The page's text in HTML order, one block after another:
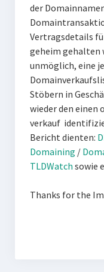
der
Vertragsdetails
geheim gehalten
unmöglich, eine
Stöbern in
wieder den einen
verkauf
Bericht dienten:
Domaining /
TLDWatch sowie
Thanks for the